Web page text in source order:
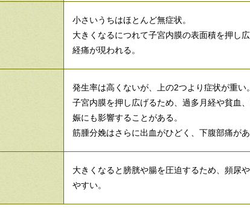
小さいうちはほとんど無症状。
大きくなるにつれて子宮内膜の表面積を押し
経痛が現われる。
発生率は高くないが、上の2つより症状が重い。
子宮内膜を押し広げるため、過多月経や貧血
娠にも影響することがある。
筋腫分娩はさらに出血がひどく、下腹部痛があ
大きくなると膀胱や腸を圧迫するため、頻尿
やすい。